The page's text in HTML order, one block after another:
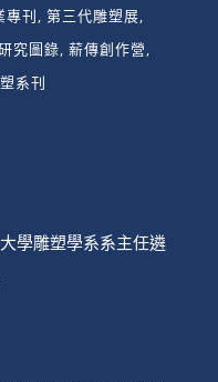
專刊 第三代雕塑展
究圖錄 薪傳創作營
系刊
學雕塑學系系主任遴